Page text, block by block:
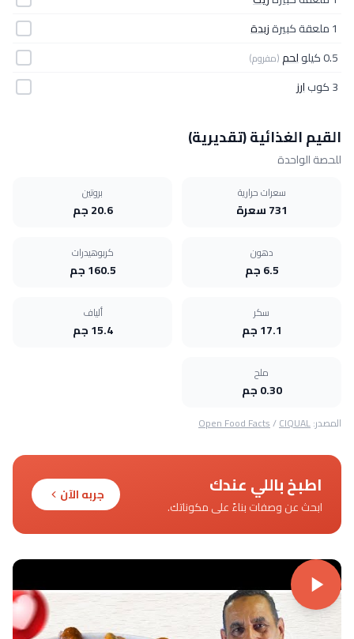
1 ملعقة كبيرة
زبدة
0.5 كيلو
لحم(مفروم)
3 كوب ارز
القيم الغذائية (تقديرية)
للحصة الواحدة
سعرات حرارية
731 سعرة
بروتين
20.6 جم
دهون
6.5 جم
كربوهيدرات
160.5 جم
سكر
17.1 جم
ألياف
15.4 جم
ملح
0.30 جم
المصدر: Open Food Facts/CIQUAL
اطبخ باللي عندك
ابحث عن وصفات بناءً على مكوناتك.
جربه الآن